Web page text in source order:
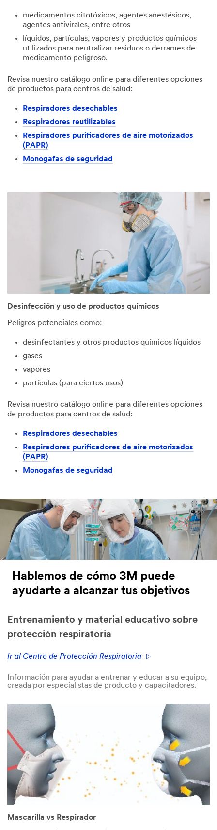
medicamentos citotóxicos, agentes anestésicos,
agentes antivirales, entre otros
líquidos, partículas, vapores y productos químicos
utilizados para neutralizar residuos o derrames de
medicamento peligroso.
Revisa nuestro catálogo online para diferentes opciones
de productos para centros de salud:
Respiradores desechables
Respiradores reutilizables
Respiradores purificadores de aire motorizados
(PAPR)
Monogafas de seguridad
Desinfección y uso de productos químicos
Peligros potenciales como:
desinfectantes y otros productos químicos líquidos
gases
vapores
partículas (para ciertos usos)
Revisa nuestro catálogo online para diferentes opciones
de productos para centros de salud:
Respiradores desechables
Respiradores purificadores de aire motorizados
(PAPR)
Monogafas de seguridad
Hablemos de cómo 3M puede
ayudarte a alcanzar tus objetivos
Entrenamiento y material educativo sobre
protección respiratoria
Ir al Centro de Protección Respiratoria
Información para ayudar a entrenar y educar a su equipo,
creada por especialistas de producto y capacitadores.
Mascarilla vs Respirador